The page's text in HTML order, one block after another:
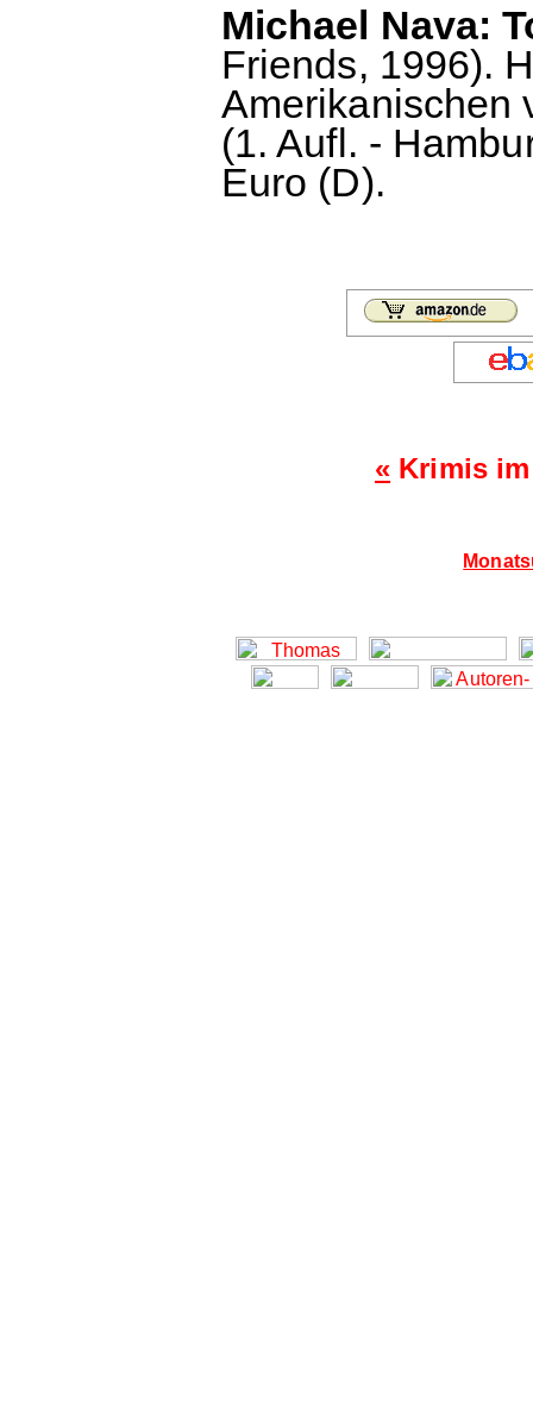
Michael Nava:
Friends, 1996).
Amerikanischen
(1. Aufl. -
Euro (D).
« Krimis